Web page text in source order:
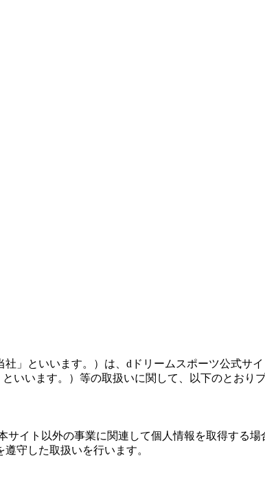
」といいます。）は、dドリームスポーツ公式サ
いいます。）等の取扱いに関して、以下のとお
イト以外の事業に関連して個人情報を取得する
守した取扱いを行います。